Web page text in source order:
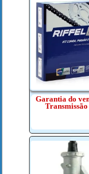
Garantia do